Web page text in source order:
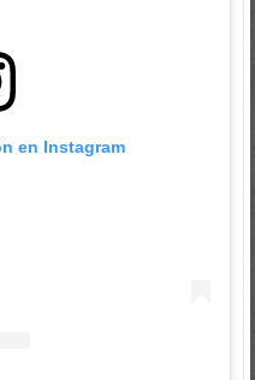
en Instagram